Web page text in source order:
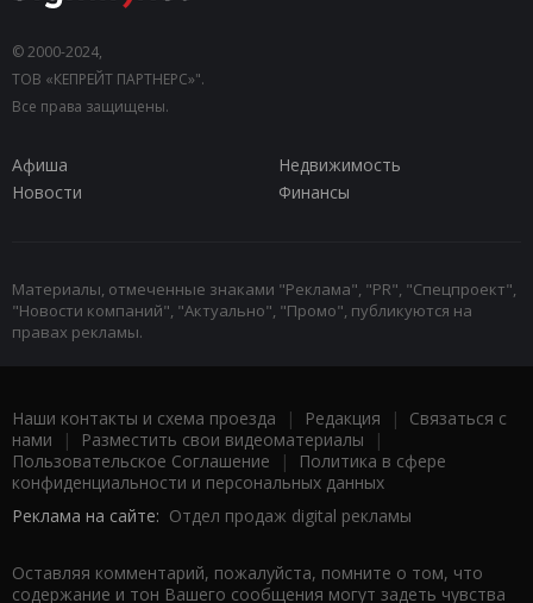
© 2000-2024,
ТОВ «КЕПРЕЙТ ПАРТНЕРС»".
Все права защищены.
Афиша
Недвижимость
Новости
Финансы
Материалы, отмеченные знаками "Реклама", "PR", "Спецпроект",
"Новости компаний", "Актуально", "Промо", публикуются на
правах рекламы.
Наши контакты и схема проезда | Редакция | Связаться с
нами | Разместить свои видеоматериалы |
Пользовательское Соглашение |
Политика в сфере
конфиденциальности и персональных данных
Реклама на сайте: Отдел продаж digital рекламы
Оставляя комментарий, пожалуйста, помните о том, что
содержание и тон Вашего сообщения могут задеть чувства